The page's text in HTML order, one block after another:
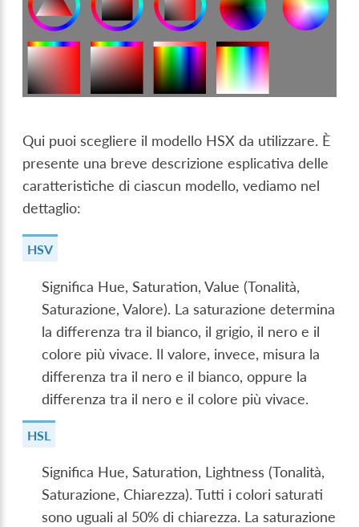
Qui puoi scegliere il modello HSX da utilizzare. È
presente una breve descrizione esplicativa delle
caratteristiche di ciascun modello, vediamo nel
dettaglio:
HSV
Significa Hue, Saturation, Value (Tonalità,
Saturazione, Valore). La saturazione determina
la differenza tra il bianco, il grigio, il nero e il
colore più vivace. Il valore, invece, misura la
differenza tra il nero e il bianco, oppure la
differenza tra il nero e il colore più vivace.
HSL
Significa Hue, Saturation, Lightness (Tonalità,
Saturazione, Chiarezza). Tutti i colori saturati
sono uguali al 50% di chiarezza. La saturazione